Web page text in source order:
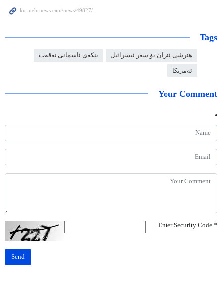
Tags
هێرشی ئێران بۆ سەر ئیسرائیل بنکەی ئاسمانی نەقەب
ئەمریکا
Your Comment
*
Send